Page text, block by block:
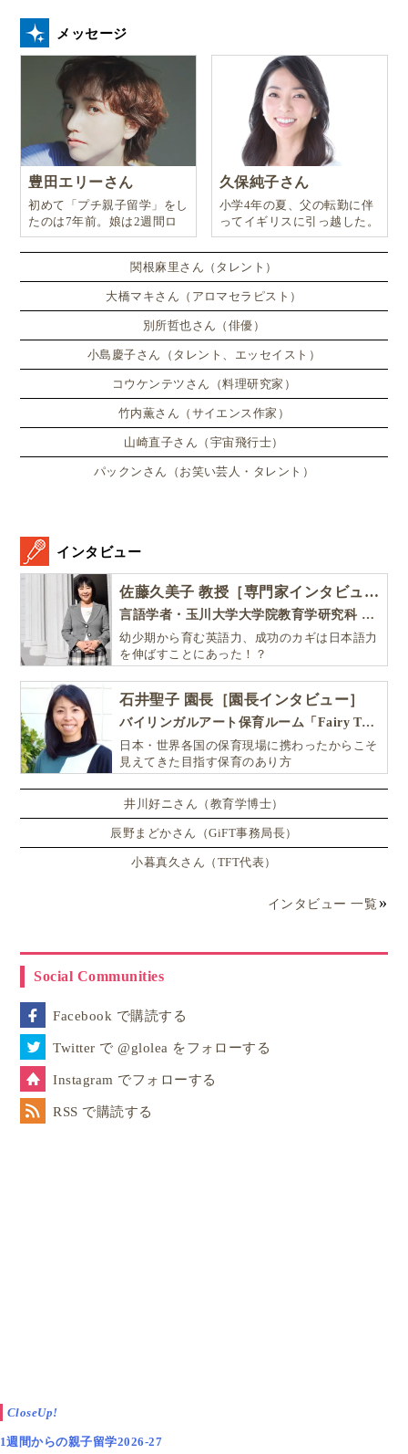
メッセージ
豊田エリーさん
初めて「プチ親子留学」をし
たのは7年前。娘は2週間ロ
ンドンのサマースクールに通
い、英語劇に挑戦したり、
久保純子さん
小学4年の夏、父の転勤に伴
ってイギリスに引っ越した。
関根麻里さん（タレント）
大橋マキさん（アロマセラピスト）
別所哲也さん（俳優）
小島慶子さん（タレント、エッセイスト）
コウケンテツさん（料理研究家）
竹内薫さん（サイエンス作家）
山崎直子さん（宇宙飛行士）
パックンさん（お笑い芸人・タレント）
インタビュー
佐藤久美子 教授［専門家インタビュー］
言語学者・玉川大学大学院教育学研究科 教授・NHK「えいごであそぼ」総合指導
幼少期から育む英語力、成功のカギは日本語力
を伸ばすことにあった！？
石井聖子 園長［園長インタビュー］
バイリンガルアート保育ルーム「Fairy Tale（フェアリーテイル）」
日本・世界各国の保育現場に携わったからこそ
見えてきた目指す保育のあり方
井川好ニさん（教育学博士）
辰野まどかさん（GiFT事務局長）
小暮真久さん（TFT代表）
インタビュー 一覧
Social Communities
Facebook で購読する
Twitter で @glolea をフォローする
Instagram でフォローする
RSS で購読する
CloseUp!
1週間からの親子留学2026-27